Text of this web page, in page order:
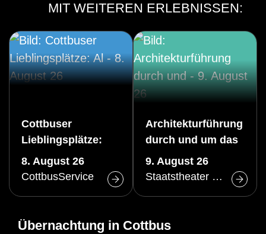
MIT WEITEREN ERLEBNISSEN:
Cottbuser
Lieblingsplätze:
Altstadtrundgang
(Sa)
8. August 26
CottbusService
Architekturführung
durch und um das
Große Haus des
Staatstheaters
9. August 26
Staatstheater Cottbus
Übernachtung in Cottbus